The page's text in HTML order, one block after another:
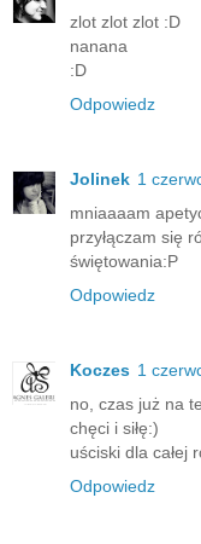
zlot zlot zlot :D
nanana
:D
Odpowiedz
Jolinek 1
mniaaaam
przyłączam się
świętowania:P
Odpowiedz
Koczes 1
no, czas już na
chęci i siłę:)
uściski dla całej
Odpowiedz